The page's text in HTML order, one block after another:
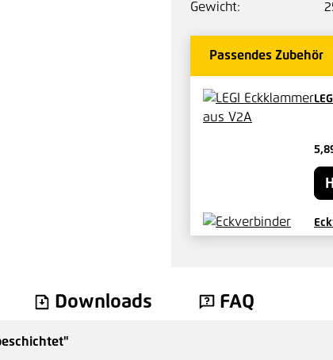
Gewicht:
Passendes Zubehör
Downloads FAQ